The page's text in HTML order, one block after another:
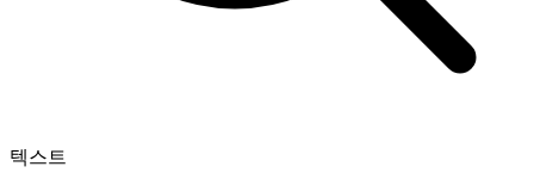
텍스트